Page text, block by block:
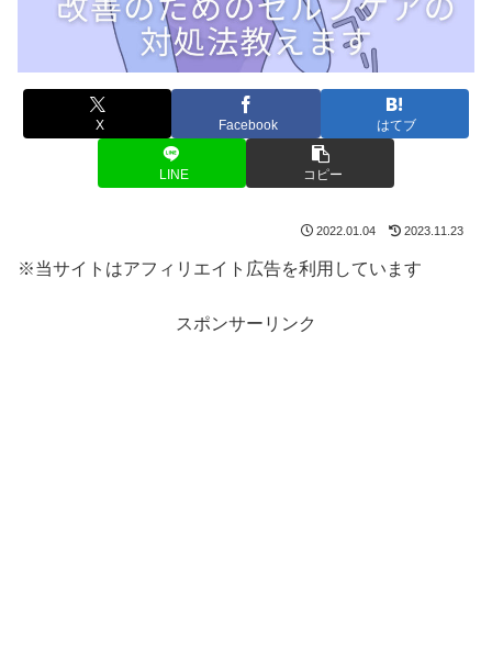
X Facebook はてブ
LINE コピー
2022.01.04 2023.11.23
※当サイトはアフィリエイト広告を利用しています
スポンサーリンク